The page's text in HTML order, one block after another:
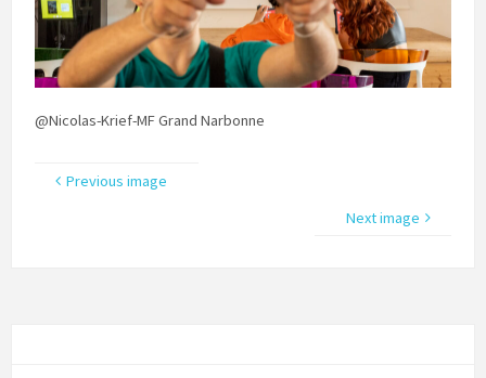
@Nicolas-Krief-MF Grand Narbonne
Previous image
Next image